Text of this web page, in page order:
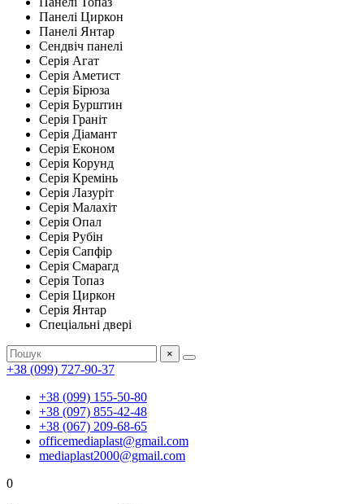
Панелі Циркон
Панелі Янтар
Сендвіч панелі
Серія Агат
Серія Аметист
Серія Бірюза
Серія Бурштин
Серія Граніт
Серія Діамант
Серія Економ
Серія Корунд
Серія Кремінь
Серія Лазуріт
Серія Малахіт
Серія Опал
Серія Рубін
Серія Сапфір
Серія Смарагд
Серія Топаз
Серія Циркон
Серія Янтар
Спеціальні двері
×
+38 (099) 727-90-37
+38 (099) 155-50-80
+38 (097) 855-42-48
+38 (067) 209-68-65
officemediaplast@gmail.com
mediaplast2000@gmail.com
0